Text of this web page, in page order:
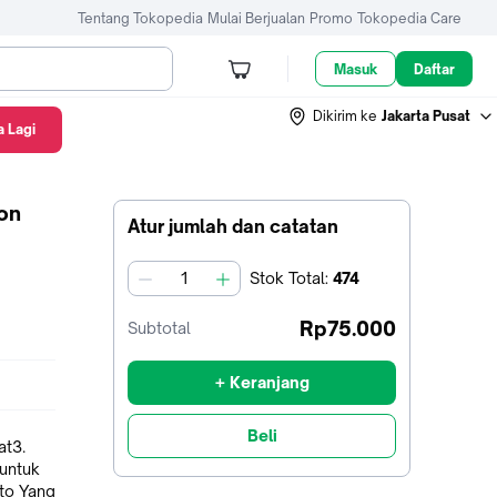
Tentang Tokopedia Mulai Berjualan Promo Tokopedia Care
Masuk Daftar
Dikirim ke Jakarta Pusat
Atur jumlah dan catatan
jumlah Stok Total: 474
Subtotal Rp75.000
+ Keranjang
Beli
Yang
Lagi